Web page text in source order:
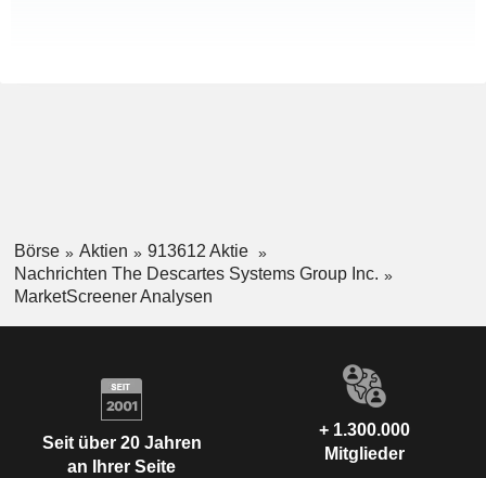
Börse Aktien
913612 Aktie
Nachrichten The Descartes Systems Group Inc.
MarketScreener Analysen
Seit über 20 Jahren
an Ihrer Seite
+ 1.300.000
Mitglieder